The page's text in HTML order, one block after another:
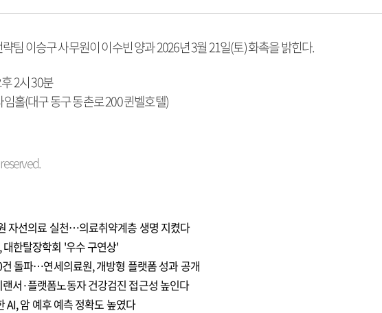
팀 이승구 사무원이 이수빈 양과 2026년 3월 21일(토) 화촉을 밝힌다.
2시 30분
홀(대구 동구 동촌로 200 퀸벨호텔)
자선의료 실천…의료취약계층 생명 지켰다
한탈장학회 '우수 구연상'
돌파…연세의료원, 개방형 플랫폼 성과 공개
서·플랫폼노동자 건강검진 접근성 높인다
AI, 암 예후 예측 정확도 높였다